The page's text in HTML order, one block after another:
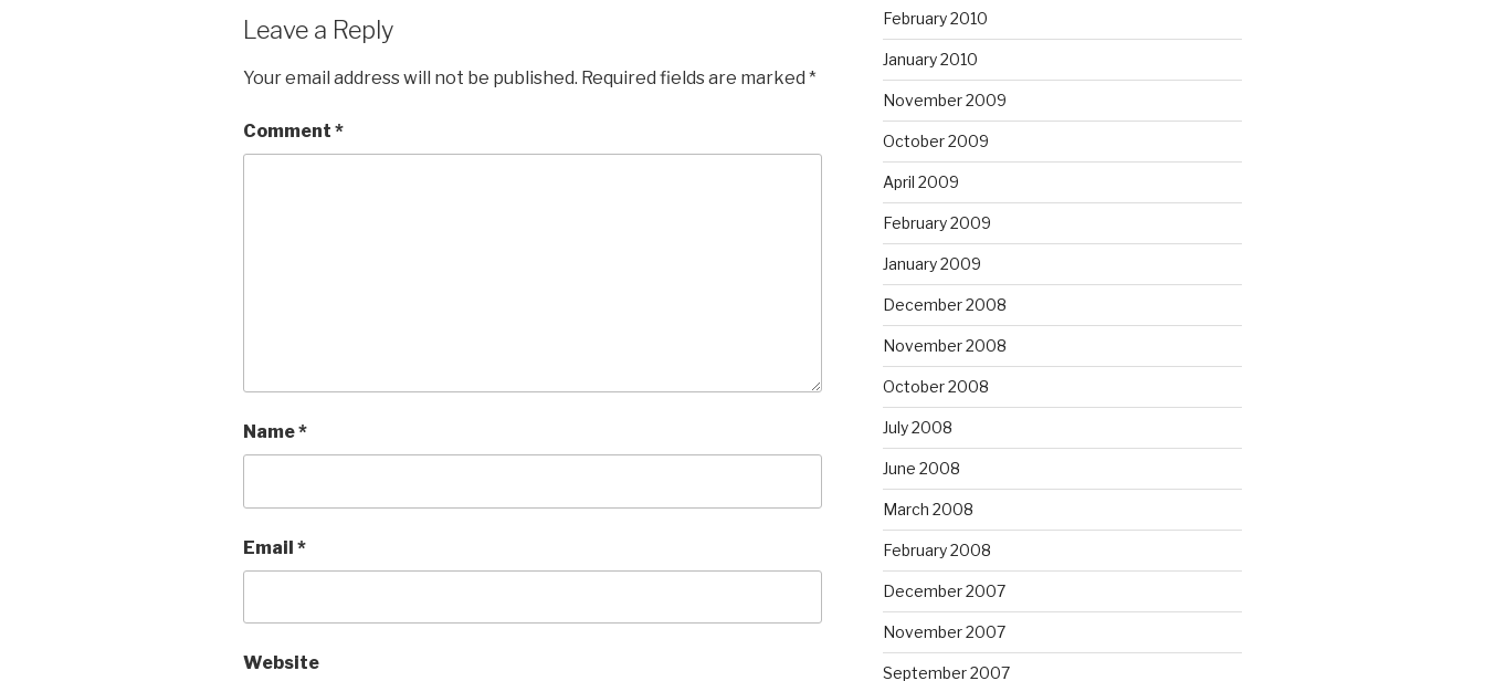
Leave a Reply
Your email address will not be published. Required fields are marked *
Comment *
Name*
Email *
Website
February 2010
January 2010
November 2009
October 2009
April 2009
February 2009
January 2009
December 2008
November 2008
October 2008
July 2008
June 2008
March 2008
February 2008
December 2007
November 2007
September 2007